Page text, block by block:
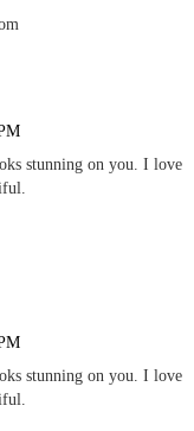
stunning on you. I love
stunning on you. I love